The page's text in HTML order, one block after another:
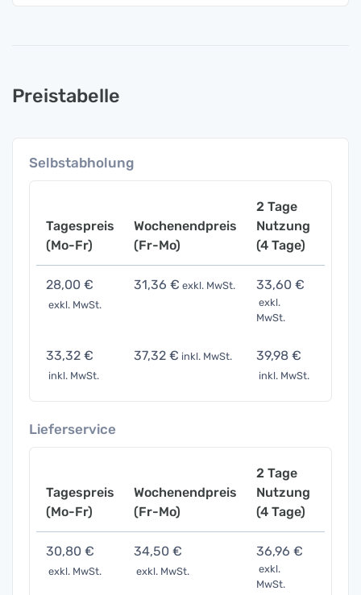
Preistabelle
Selbstabholung
Tagespreis
(Mo-Fr)
Wochenendpreis
(Fr-Mo)
2 Tage
Nutzung
(4 Tage)
28,00 €
exkl. MwSt.
31,36 € exkl. MwSt. 33,60 €
exkl.
MwSt.
33,32 €
inkl. MwSt.
37,32 € inkl. MwSt. 39,98 €
inkl. MwSt.
Lieferservice
Tagespreis
(Mo-Fr)
Wochenendpreis
(Fr-Mo)
2 Tage
Nutzung
(4 Tage)
30,80 €
exkl. MwSt.
34,50 €
exkl. MwSt.
36,96 €
exkl.
MwSt.